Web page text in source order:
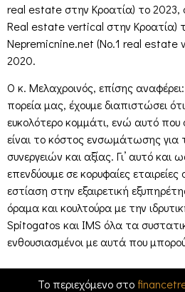
real estate στην Κροατία) το 2023,
Real estate vertical στην Κροατία)
Nepremicnine.net (Νο.1 real estate
2020.
Ο κ. Μελαχροινός, επίσης
πορεία μας, έχουμε διαπιστώσει
ευκολότερο κομμάτι, ενώ αυτό
είναι το κόστος ενσωμάτωσης για
συνεργειών και αξίας. Γι’ αυτό και
επενδύουμε σε κορυφαίες εταιρείες
εστίαση στην εξαιρετική
όραμα και κουλτούρα με την
Spitogatos και IMS όλα τα
ενθουσιασμένοι με αυτά που
Το περιεχόμενο στο